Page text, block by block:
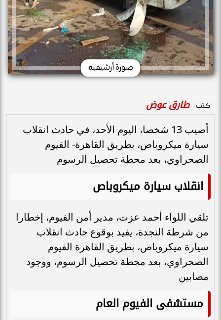
صورة أرشيفية
كتب طارق عوض
أصيب 13 شخصا، اليوم الأحد، في حادث انقلاب
سيارة ميكروباص، بطريق القاهرة- الفيوم
الصحراوي، بعد محطة تحصيل الرسوم
انقلاب سيارة ميكروباص
تلقي اللواء أحمد عزت، مدير أمن الفيوم، إخطارا
من شرطة النجدة، يفيد بوقوع حادث انقلاب
سيارة ميكروباص، بطريق القاهرة الفيوم
الصحراوي، بعد محطة تحصيل الرسوم، ووجود
مصابين
مستشفى الفيوم العام